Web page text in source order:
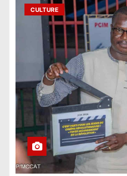
CULTURE